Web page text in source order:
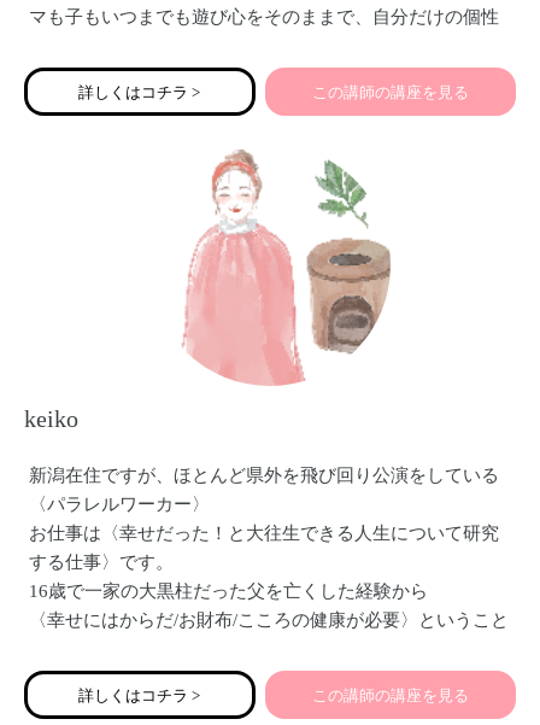
マも子もいつまでも遊び心をそのままで、自分だけの個性
インでもはじめます。
お会いできるのを楽しみにしています。
詳しくはコチラ > この講師の講座を見る
keiko
新潟在住ですが、ほとんど県外を飛び回り公演をしている
〈パラレルワーカー〉
お仕事は〈幸せだった！と大往生できる人生について研究
する仕事〉です。
16歳で一家の大黒柱だった父を亡くした経験から
〈幸せにはからだ/お財布/こころの健康が必要〉ということ
フワークとしています。
具体的には〈看護師資格取得後、病棟勤務、現代人女性に
詳しくはコチラ > この講師の講座を見る